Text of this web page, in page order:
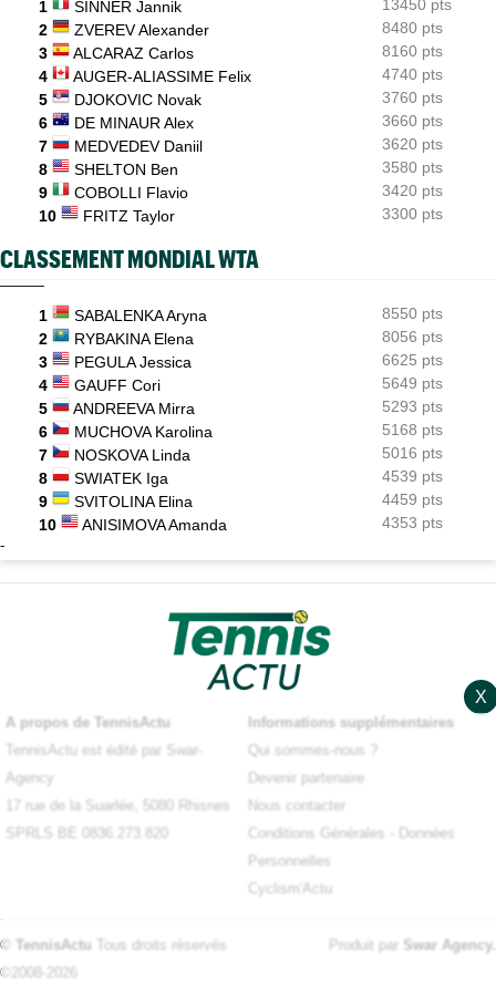
dommage"
1 SINNER Jannik
13450 pts
2
ZVEREV Alexander
8480 pts
3
ALCARAZ Carlos
8160 pts
4
AUGER-ALIASSIME Felix
4740 pts
5
DJOKOVIC Novak
3760 pts
6
DE MINAUR Alex
3660 pts
7
MEDVEDEV Daniil
3620 pts
8
SHELTON Ben
3580 pts
9
COBOLLI Flavio
3420 pts
10
FRITZ Taylor 3300 pts
CLASSEMENT MONDIAL WTA
1 SABALENKA Aryna
8550 pts
2
RYBAKINA Elena
8056 pts
3
PEGULA Jessica
6625 pts
4
GAUFF Cori
5649 pts
5
ANDREEVA Mirra
5293 pts
6
MUCHOVA Karolina
5168 pts
7
NOSKOVA Linda
5016 pts
8
SWIATEK Iga
4539 pts
9
SVITOLINA Elina
4459 pts
10
ANISIMOVA Amanda 4353 pts
-
A propos de TennisActu
TennisActu est édité par Swar-
Agency
17 rue de la Suarlée, 5080 Rhisnes
SPRLS BE 0836.273.820
Informations supplémentaires
Qui sommes-nous ?
Devenir partenaire
Nous contacter
Conditions Générales
Données
Personnelles
Cyclism'Actu
© TennisActu Tous droits réservés
©2008-2026
Produit par Swar Agency.
X